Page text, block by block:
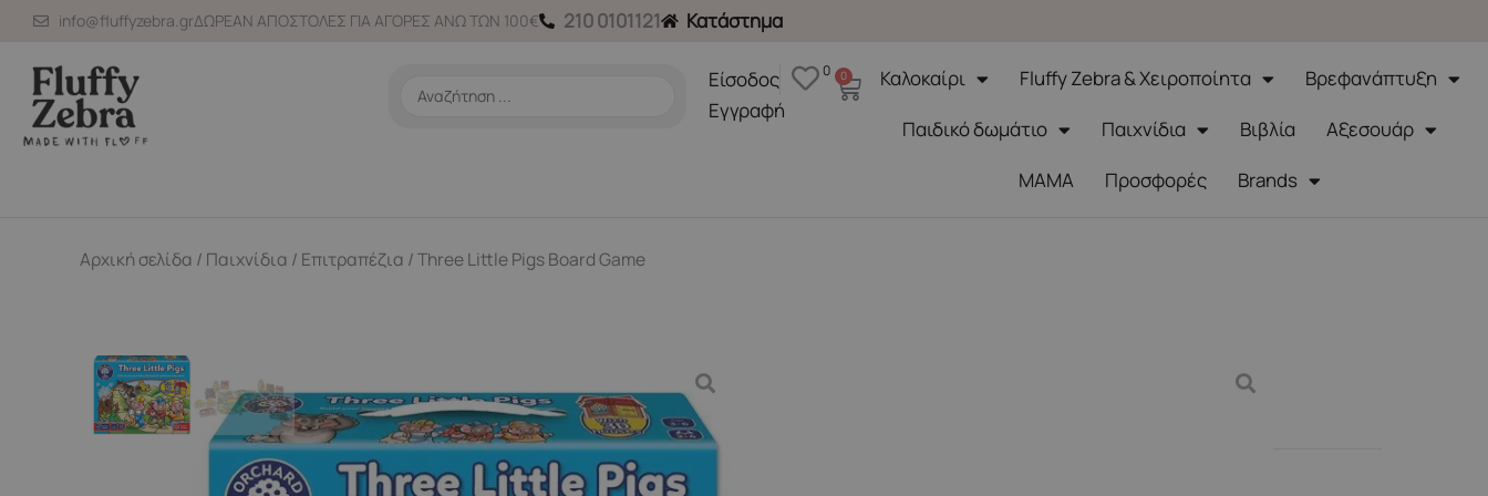
Μετάβαση
περιεχόμενο
info@fluffyzebra.grΔΩΡΕΑΝ ΑΠΟΣΤΟΛΕΣ ΓΙΑ ΑΓΟΡΕΣ ΑΝΩ ΤΩΝ 100€ 210 0101121 Κατάστημα
Search
Είσοδος
Εγγραφή
0 0
CartΚαλοκαίρι Fluffy Zebra & Χειροποίητα
Βρεφανάπτυξη
Παιδικό δωμάτιο
Παιχνίδια Βιβλία
Αξεσουάρ
ΜΑΜΑ
Προσφορές Brands
Αρχική σελίδα / Παιχνίδια / Επιτραπέζια / Three Little Pigs Board Game